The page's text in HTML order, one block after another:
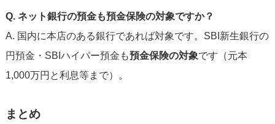
Q. ネット銀行の預金も預金保険の対象ですか？
A. 国内に本店のある銀行であれば対象です。SBI新生銀行の
円預金・SBIハイパー預金も預金保険の対象です（元本
1,000万円と利息等まで）。
まとめ